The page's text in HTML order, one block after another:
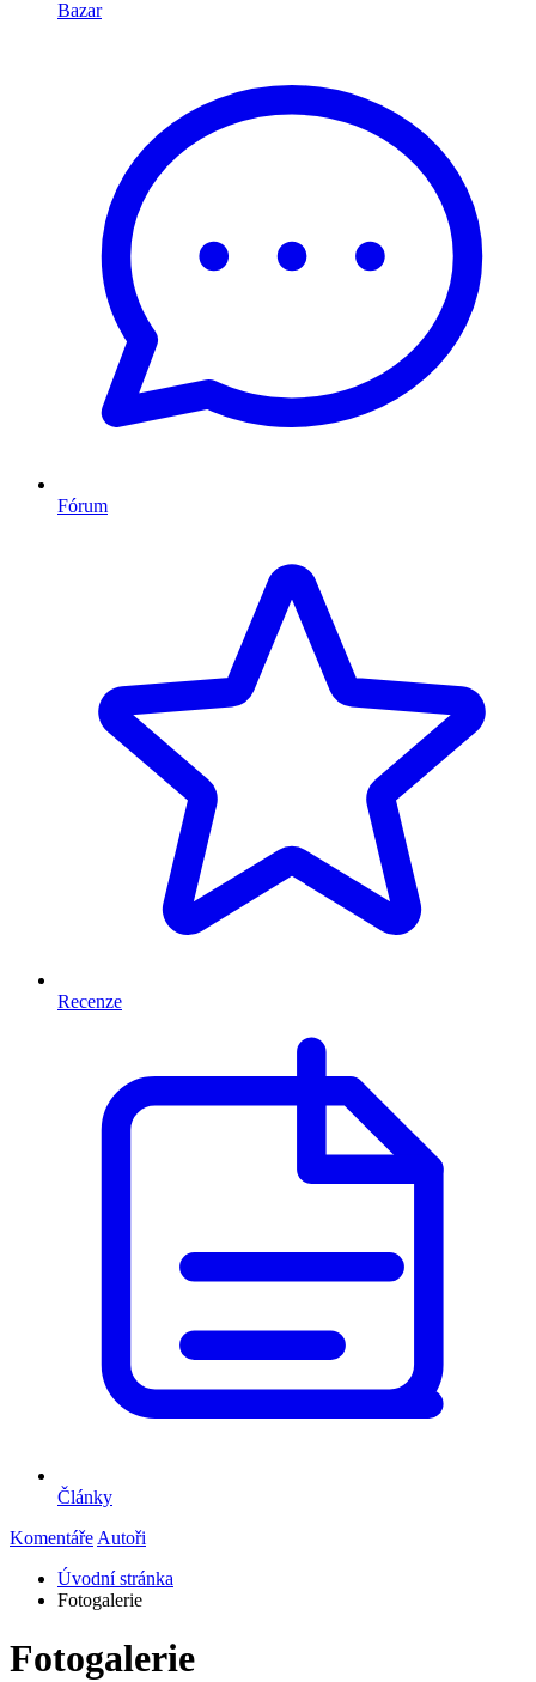
Bazar
Fórum
Recenze
Články
Komentáře Autoři
Úvodní stránka
Fotogalerie
Fotogalerie